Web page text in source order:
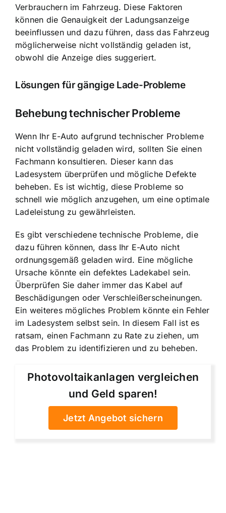
Verbrauchern im Fahrzeug. Diese Faktoren
können die Genauigkeit der Ladungsanzeige
beeinflussen und dazu führen, dass das Fahrzeug
möglicherweise nicht vollständig geladen ist,
obwohl die Anzeige dies suggeriert.
Lösungen für gängige Lade-Probleme
Behebung technischer Probleme
Wenn Ihr E-Auto aufgrund technischer Probleme
nicht vollständig geladen wird, sollten Sie einen
Fachmann konsultieren. Dieser kann das
Ladesystem überprüfen und mögliche Defekte
beheben. Es ist wichtig, diese Probleme so
schnell wie möglich anzugehen, um eine optimale
Ladeleistung zu gewährleisten.
Es gibt verschiedene technische Probleme, die
dazu führen können, dass Ihr E-Auto nicht
ordnungsgemäß geladen wird. Eine mögliche
Ursache könnte ein defektes Ladekabel sein.
Überprüfen Sie daher immer das Kabel auf
Beschädigungen oder Verschleißerscheinungen.
Ein weiteres mögliches Problem könnte ein Fehler
im Ladesystem selbst sein. In diesem Fall ist es
ratsam, einen Fachmann zu Rate zu ziehen, um
das Problem zu identifizieren und zu beheben.
Photovoltaikanlagen vergleichen
und Geld sparen!
Jetzt Angebot sichern